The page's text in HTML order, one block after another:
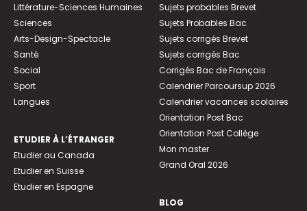
Littérature-Sciences Humaines
Sciences
Arts-Design-Spectacle
Santé
Social
Sport
Langues
ETUDIER À L’ÉTRANGER
Etudier au Canada
Etudier en Suisse
Etudier en Espagne
Sujets probables Brevet
Sujets Probables Bac
Sujets corrigés Brevet
Sujets corrigés Bac
Corrigés Bac de Français
Calendrier Parcoursup 2026
Calendrier vacances scolaires
Orientation Post Bac
Orientation Post Collège
Mon master
Grand Oral 2026
BLOG